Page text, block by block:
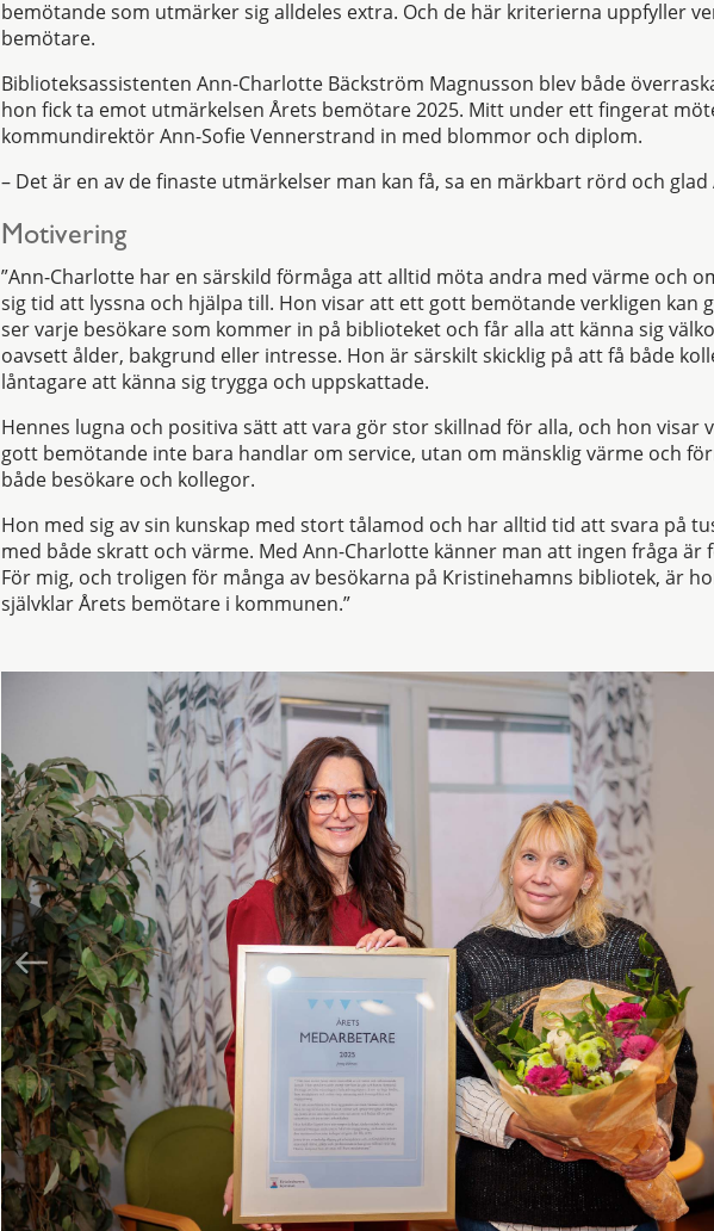
bemötande som utmärker sig alldeles extra. Och de här kriterierna uppfyller
bemötare.
Biblioteksassistenten Ann-Charlotte Bäckström Magnusson blev både
hon fick ta emot utmärkelsen Årets bemötare 2025. Mitt under ett fingerat
kommundirektör Ann-Sofie Vennerstrand in med blommor och diplom.
– Det är en av de finaste utmärkelser man kan få, sa en märkbart rörd och
Motivering
”Ann-Charlotte har en särskild förmåga att alltid möta andra med värme och
sig tid att lyssna och hjälpa till. Hon visar att ett gott bemötande verkligen kan
ser varje besökare som kommer in på biblioteket och får alla att känna sig
oavsett ålder, bakgrund eller intresse. Hon är särskilt skicklig på att få både
låntagare att känna sig trygga och uppskattade.
Hennes lugna och positiva sätt att vara gör stor skillnad för alla, och hon visar
gott bemötande inte bara handlar om service, utan om mänsklig värme och
både besökare och kollegor.
Hon med sig av sin kunskap med stort tålamod och har alltid tid att svara på
med både skratt och värme. Med Ann-Charlotte känner man att ingen fråga är
För mig, och troligen för många av besökarna på Kristinehamns bibliotek, är
självklar Årets bemötare i kommunen.”